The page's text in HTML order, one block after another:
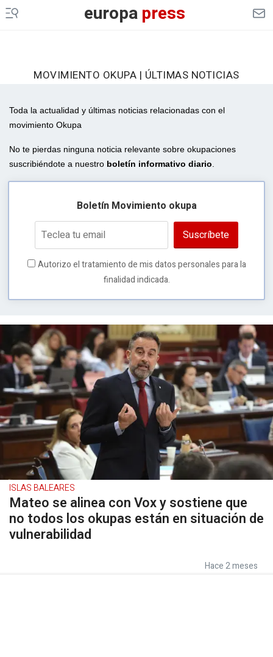
europapress
MOVIMIENTO OKUPA | ÚLTIMAS NOTICIAS
Toda la actualidad y últimas noticias relacionadas con el
movimiento Okupa
No te pierdas ninguna noticia relevante sobre okupaciones
suscribiéndote a nuestro boletín informativo diario
Boletín Movimiento okupa
Suscríbete
Autorizo el tratamiento de mis datos personales para la
finalidad indicada.
ISLAS BALEARES
Mateo se alinea con Vox y sostiene que
no todos los okupas están en situación de
vulnerabilidad
Hace 2 meses